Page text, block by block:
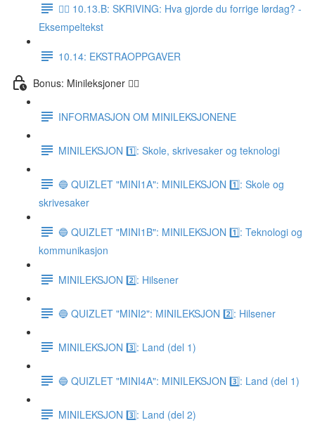
✍🏼 10.13.B: SKRIVING: Hva gjorde du forrige lørdag? -
Eksempeltekst
10.14: EKSTRAOPPGAVER
Bonus: Minileksjoner 👌🏻
INFORMASJON OM MINILEKSJONENE
MINILEKSJON 1️⃣: Skole, skrivesaker og teknologi
🔵 QUIZLET "MINI1A": MINILEKSJON 1️⃣: Skole og
skrivesaker
🔵 QUIZLET "MINI1B": MINILEKSJON 1️⃣: Teknologi og
kommunikasjon
MINILEKSJON 2️⃣: Hilsener
🔵 QUIZLET "MINI2": MINILEKSJON 2️⃣: Hilsener
MINILEKSJON 3️⃣: Land (del 1)
🔵 QUIZLET "MINI4A": MINILEKSJON 3️⃣: Land (del 1)
MINILEKSJON 3️⃣: Land (del 2)